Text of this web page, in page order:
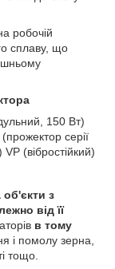
робочій
сплаву, що
150 Вт)
(прожектор серії
(вібростійкий)
об'єкти з
від її
в тому
і помолу зерна,
тощо.